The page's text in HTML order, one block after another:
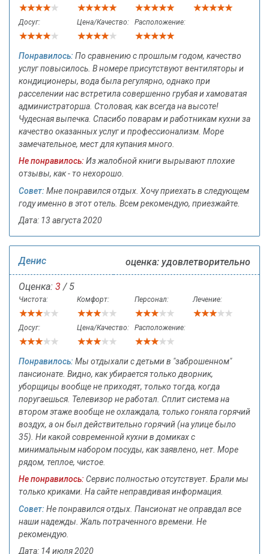
Досуг: Цена/Качество: Расположение:
Понравилось: По сравнению с прошлым годом, качество
услуг повысилось. В номере присутствуют вентиляторы и
кондиционеры, вода была регулярно, однако при
расселении нас встретила совершенно грубая и хамоватая
администраторша. Столовая, как всегда на высоте!
Чудесная выпечка. Спасибо поварам и работникам кухни за
качество оказанных услуг и профессионализм. Море
замечательное, мест для купания много.
Не понравилось: Из жалобной книги вырывают плохие
отзывы, как - то нехорошо.
Совет: Мне понравился отдых. Хочу приехать в следующем
году именно в этот отель. Всем рекомендую, приезжайте.
Дата: 13 августа 2020
Денис оценка: удовлетворительно
Оценка: 3 / 5
Чистота: Комфорт: Персонал: Лечение:
Досуг: Цена/Качество: Расположение:
Понравилось: Мы отдыхали с детьми в "заброшенном"
пансионате. Видно, как убирается только дворник,
уборщицы вообще не приходят, только тогда, когда
поругаешься. Телевизор не работал. Сплит система на
втором этаже вообще не охлаждала, только гоняла горячий
воздух, а он был действительно горячий (на улице было
35). Ни какой современной кухни в домиках с
минимальным набором посуды, как заявлено, нет. Море
рядом, теплое, чистое.
Не понравилось: Сервис полностью отсутствует. Брали мы
только криками. На сайте неправдивая информация.
Совет: Не понравился отдых. Пансионат не оправдал все
наши надежды. Жаль потраченного времени. Не
рекомендую.
Дата: 14 июля 2020